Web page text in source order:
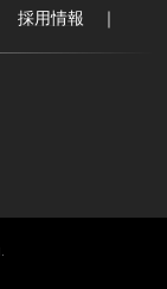
採用情報 ｜